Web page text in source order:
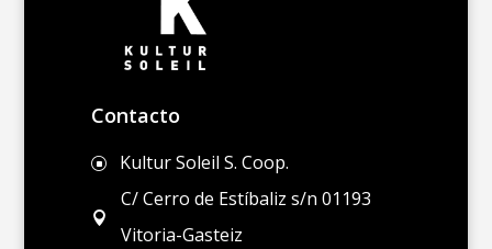
Contacto
] Kultur Soleil S. Coop.

C/ Cerro de Estíbaliz s/n 01193
Vitoria-Gasteiz